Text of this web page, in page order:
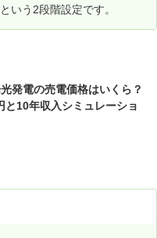
いう2段階設定です。
発電の売電価格はいくら？
と10年収入シミュレーショ